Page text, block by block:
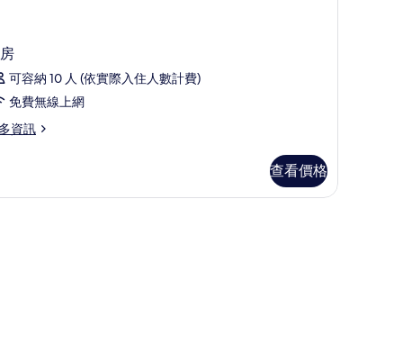
可容納 10 人 (依實際入住人數計費)
免費無線上網
資訊
查看價格